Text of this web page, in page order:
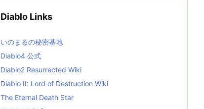
e
i
s
t
Diablo Links
いのまるの秘密基地
Diablo4 公式
Diablo2 Resurrected Wiki
Diablo II: Lord of Destruction Wiki
The Eternal Death Star